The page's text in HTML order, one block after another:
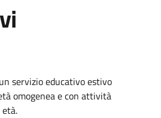
servizio educativo estivo
omogenea e con attività